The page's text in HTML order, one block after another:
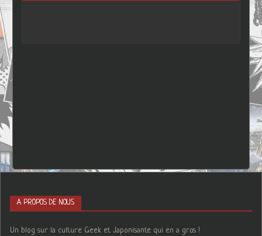
A PROPOS DE NOUS
Un blog sur la culture Geek et Japonisante qui en a gros !